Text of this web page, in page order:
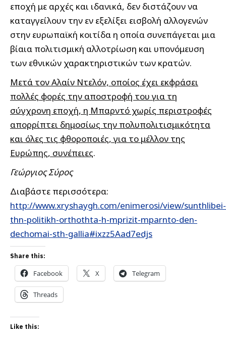
εποχή με αρχές και ιδανικά, δεν διστάζουν να
καταγγείλουν την εν εξελίξει εισβολή αλλογενών
στην ευρωπαϊκή κοιτίδα η οποία συνεπάγεται μια
βίαια πολιτισμική αλλοτρίωση και υπονόμευση
των εθνικών χαρακτηριστικών των κρατών.
Μετά τον Αλαίν Ντελόν, οποίος έχει εκφράσει
πολλές φορές την αποστροφή του για τη
σύγχρονη εποχή, η Μπαρντό χωρίς περιστροφές
απορρίπτει δημοσίως την πολυπολιτισμικότητα
και όλες τις φθοροποιές, για το μέλλον της
Ευρώπης, συνέπειες.
Γεώργιος Σύρος
Διαβάστε περισσότερα:
http://www.xryshaygh.com/enimerosi/view/sunthlibei-
thn-politikh-orthothta-h-mprizit-mparnto-den-
dechomai-sth-gallia#ixzz5Aad7edjs
Share this:
Facebook X Telegram
Threads
Like this: